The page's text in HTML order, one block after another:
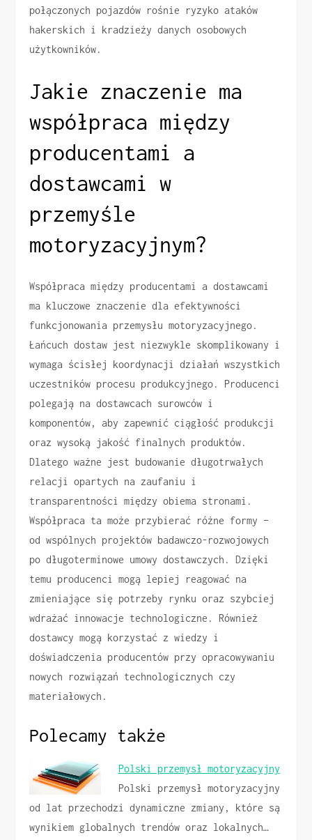
połączonych pojazdów rośnie ryzyko ataków
hakerskich i kradzieży danych osobowych
użytkowników.
Jakie znaczenie ma
współpraca między
producentami a
dostawcami w
przemyśle
motoryzacyjnym?
Współpraca między producentami a dostawcami
ma kluczowe znaczenie dla efektywności
funkcjonowania przemysłu motoryzacyjnego.
Łańcuch dostaw jest niezwykle skomplikowany i
wymaga ścisłej koordynacji działań wszystkich
uczestników procesu produkcyjnego. Producenci
polegają na dostawcach surowców i
komponentów, aby zapewnić ciągłość produkcji
oraz wysoką jakość finalnych produktów.
Dlatego ważne jest budowanie długotrwałych
relacji opartych na zaufaniu i
transparentności między obiema stronami.
Współpraca ta może przybierać różne formy –
od wspólnych projektów badawczo-rozwojowych
po długoterminowe umowy dostawczych. Dzięki
temu producenci mogą lepiej reagować na
zmieniające się potrzeby rynku oraz szybciej
wdrażać innowacje technologiczne. Również
dostawcy mogą korzystać z wiedzy i
doświadczenia producentów przy opracowywaniu
nowych rozwiązań technologicznych czy
materiałowych.
Polecamy także
Polski przemysł motoryzacyjny
Polski przemysł motoryzacyjny
od lat przechodzi dynamiczne zmiany, które są
wynikiem globalnych trendów oraz lokalnych…